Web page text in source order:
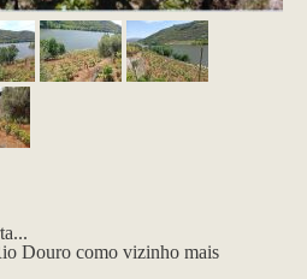
Douro como vizinho mais